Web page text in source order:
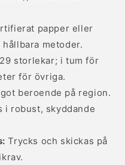
papper eller
metoder.
29 storlekar; i tum för
för övriga.
beroende på region.
i robust, skyddande
Trycks och skickas på